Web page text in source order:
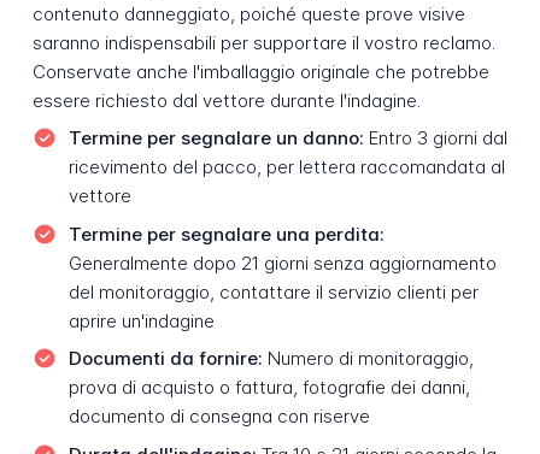
contenuto danneggiato, poiché queste prove visive
saranno indispensabili per supportare il vostro reclamo.
Conservate anche l'imballaggio originale che potrebbe
essere richiesto dal vettore durante l'indagine.
Termine per segnalare un danno: Entro 3 giorni dal
ricevimento del pacco, per lettera raccomandata al
vettore
Termine per segnalare una perdita:
Generalmente dopo 21 giorni senza aggiornamento
del monitoraggio, contattare il servizio clienti per
aprire un'indagine
Documenti da fornire: Numero di monitoraggio,
prova di acquisto o fattura, fotografie dei danni,
documento di consegna con riserve